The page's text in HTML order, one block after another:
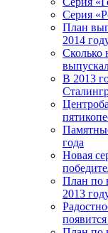
Серия
План
2014
Сколько
В 2013
года
Новая
План по
2013